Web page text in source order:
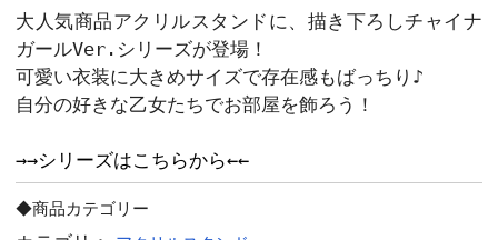
画像をタップすると拡大して表示すること
ご注文数